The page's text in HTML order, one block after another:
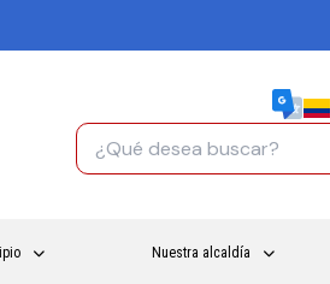
Nuestra alcaldía